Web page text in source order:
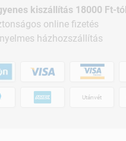
kiszállítás 18000 Ft-
online fizetés
házhozszállítás
Utánvét